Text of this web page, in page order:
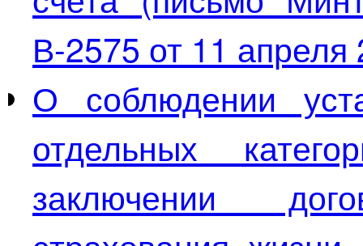
В-2575 от 11 апреля
О соблюдении
отдельных
заключении